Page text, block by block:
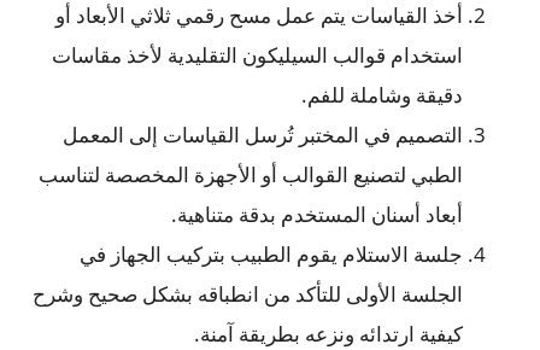
أخذ القياسات يتم عمل مسح رقمي ثلاثي الأبعاد أو
استخدام قوالب السيليكون التقليدية لأخذ مقاسات
دقيقة وشاملة للفم.
التصميم في المختبر تُرسل القياسات إلى المعمل
الطبي لتصنيع القوالب أو الأجهزة المخصصة لتناسب
أبعاد أسنان المستخدم بدقة متناهية.
جلسة الاستلام يقوم الطبيب بتركيب الجهاز في
الجلسة الأولى للتأكد من انطباقه بشكل صحيح وشرح
كيفية ارتدائه ونزعه بطريقة آمنة.